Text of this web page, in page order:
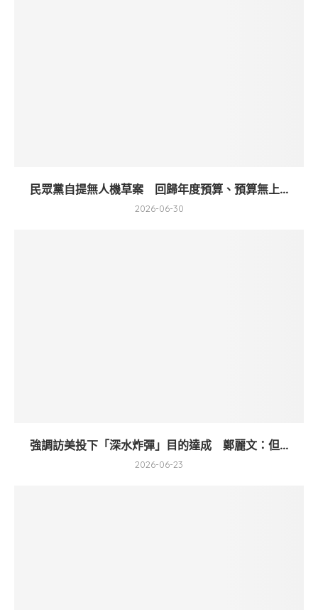
民眾黨自提無人機草案 回歸年度預算、預算無上...
2026-06-30
強調訪美投下「深水炸彈」目的達成 鄭麗文：但...
2026-06-23